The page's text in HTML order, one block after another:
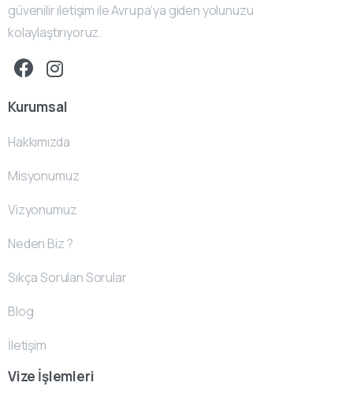
güvenilir iletişim ile Avrupa’ya giden yolunuzu
kolaylaştırıyoruz.
Kurumsal
Hakkımızda
Misyonumuz
Vizyonumuz
Neden Biz ?
Sıkça Sorulan Sorular
Blog
İletişim
Vize İşlemleri